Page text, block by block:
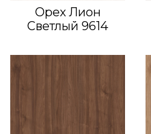
Орех Лион
Светлый 9614